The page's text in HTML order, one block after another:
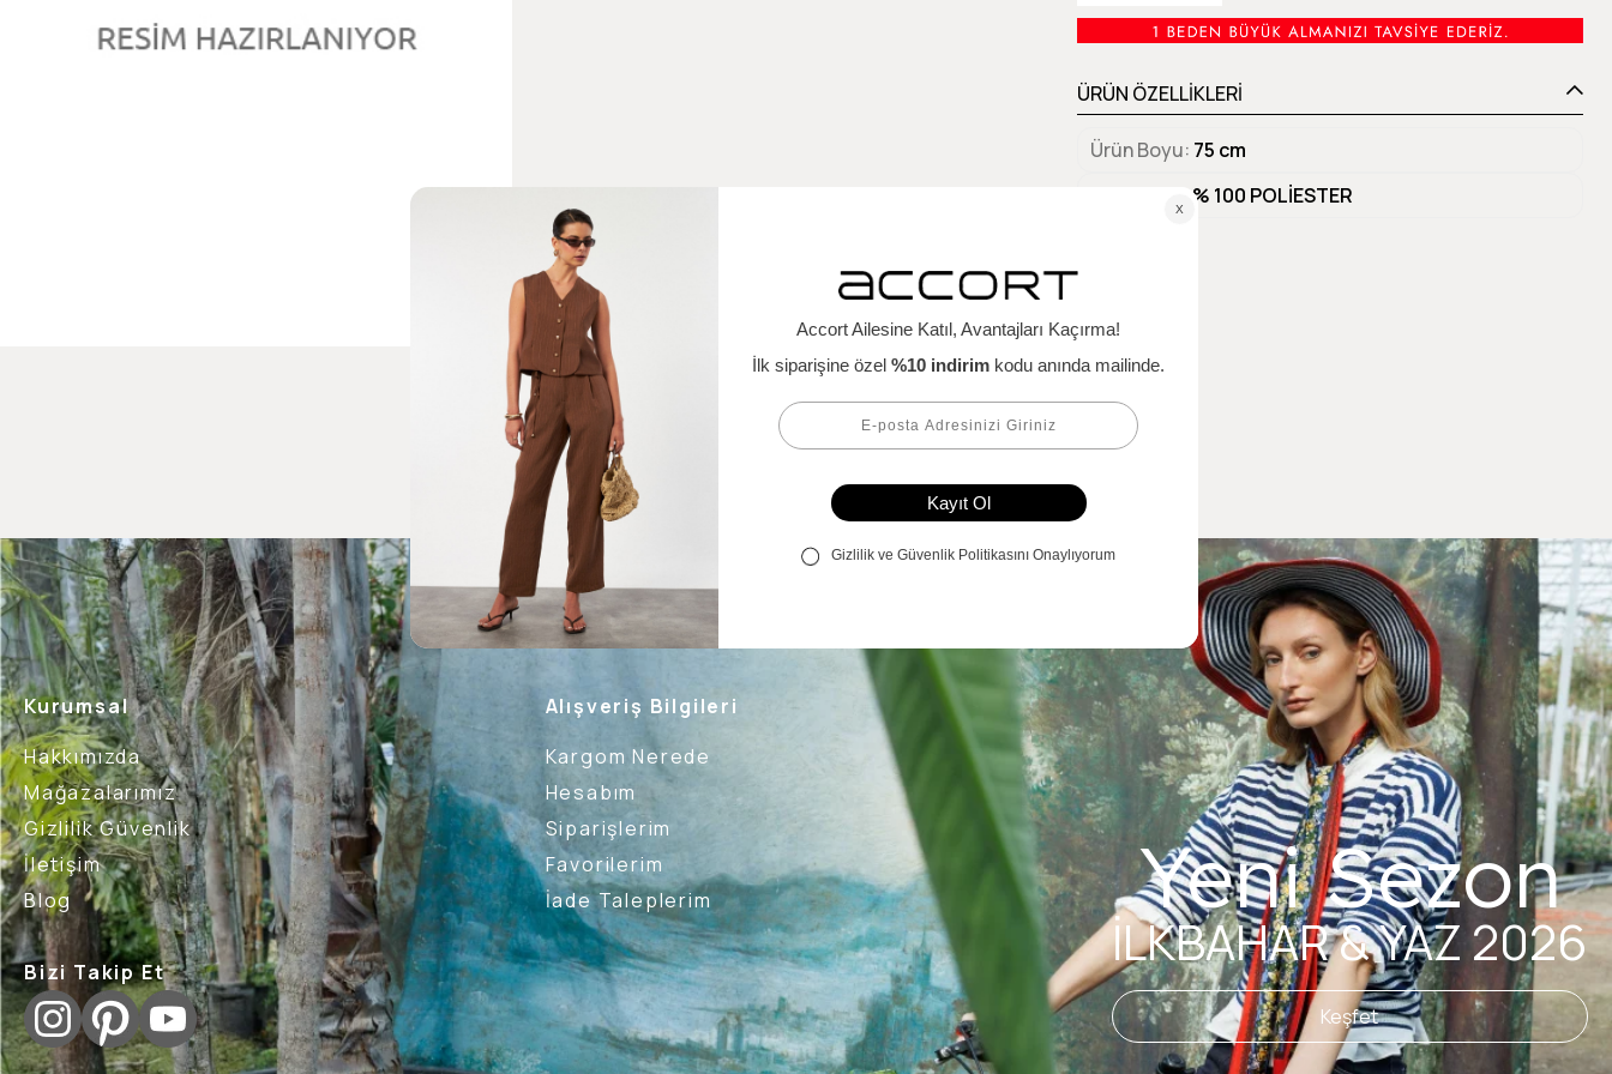
ÜRÜN ÖZELLİKLERİ
Ürün Boyu 75 cm
% 100 POLİESTER
Kurumsal
Hakkımızda
Mağazalarımız
Gizlilik Güvenlik
İletişim
Blog
Alışveriş Bilgileri
Kargom Nerede
Hesabım
Siparişlerim
Favorilerim
İade Taleplerim
Bizi Takip Et
Yeni Sezon
İLKBAHAR & YAZ 2026
Keşfet